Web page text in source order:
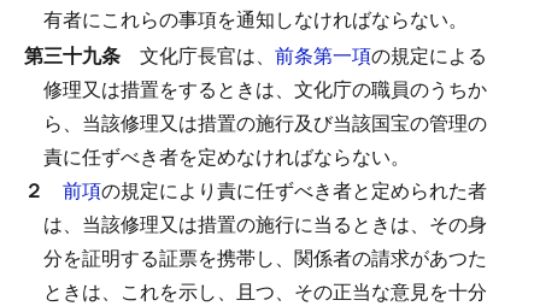
有者にこれらの事項を通知しなければならない。
第三十九条 文化庁長官は、 前条第一項の規定による
修理又は措置をするときは、文化庁の職員のうちか
ら、当該修理又は措置の施行及び当該国宝の管理の
責に任ずべき者を定めなければならない。
２ 前項の規定により責に任ずべき者と定められた者
は、当該修理又は措置の施行に当るときは、その身
分を証明する証票を携帯し、関係者の請求があつた
ときは、これを示し、且つ、その正当な意見を十分